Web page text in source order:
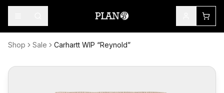
Shop Sale Carhartt WIP “Reynold”